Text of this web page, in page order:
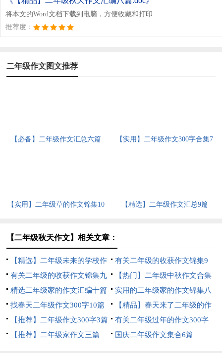
将本文的Word文档下载到电脑，方便收藏和打印
推荐度：
二年级作文图文推荐
【必备】二年级作文汇总六篇
【实用】二年级作文300字合集7
【实用】二年级草的作文锦集10
【精选】二年级作文汇总9篇
【二年级秋天作文】相关文章：
【精选】二年级未来的学校作
文四篇
有关二年级的收获作文锦集9
篇
有关二年级的收获作文锦集九
篇
【热门】二年级中秋作文合集
七篇
精选二年级家的作文汇编十篇
实用的二年级家的作文锦集八
篇
找春天二年级作文300字10篇
【精品】春天来了二年级的作
文5篇
【推荐】二年级作文300字3篇
有关二年级过年的作文300字
八篇
【推荐】二年级家作文三篇 国庆二年级作文集合6篇